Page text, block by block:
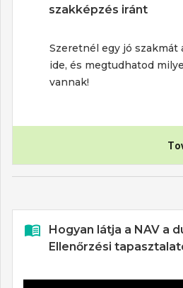
szakképzés iránt
Szeretnél egy jó szakmát
ide, és megtudhatod
vannak!
Hogyan látja a NAV a
Ellenőrzési